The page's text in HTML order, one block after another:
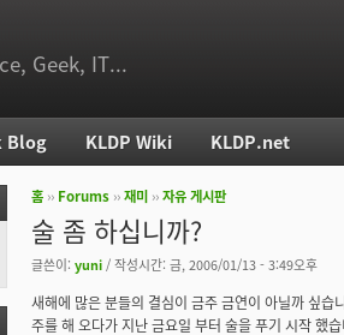
Geek, IT...
현재 위치
홈 ›› Forums ››재미 ››자유 게시판
술 좀 하십니까?
글쓴이: yuni / 작성시간: 금, 2006/01/13 - 3:49오후
새해에 많은 분들의 결심이 금주 금연이 아닐까 싶
주를 해 오다가 지난 금요일 부터 술을 푸기 시작 했
Blog KLDP Wiki KLDP.net